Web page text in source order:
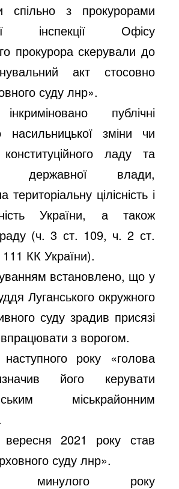
спільно з прокурорами
інспекції Офісу
прокурора скерували до
акт стосовно
суду лнр».
публічні
насильницької зміни чи
ладу та
державної влади,
територіальну цілісність і
України, а також
(ч. 3 ст. 109, ч. 2 ст.
КК України).
встановлено, що у
Луганського окружного
суду зрадив присязі
з ворогом.
року «голова
його керувати
міськрайонним
вересня 2021 року став
суду лнр».
минулого року